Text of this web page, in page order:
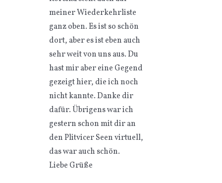
meiner Wiederkehrliste
ganz oben. Es ist so schön
dort, aber es ist eben auch
sehr weit von uns aus. Du
hast mir aber eine Gegend
gezeigt hier, die ich noch
nicht kannte. Danke dir
dafür. Übrigens war ich
gestern schon mit dir an
den Plitvicer Seen virtuell,
das war auch schön.
Liebe Grüße